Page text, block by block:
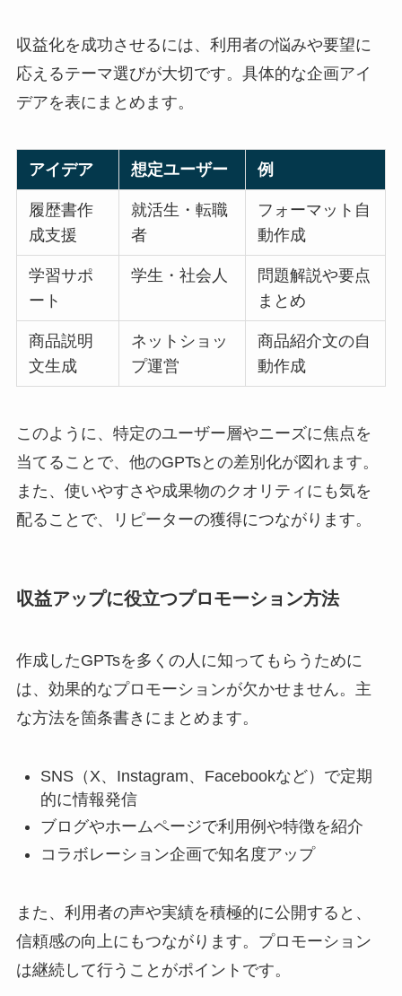
収益化を成功させるには、利用者の悩みや要望に
応えるテーマ選びが大切です。具体的な企画アイ
デアを表にまとめます。
アイデア 想定ユーザー 例
履歴書作
成支援
就活生・転職
者
フォーマット自
動作成
学習サポ
ート
学生・社会人
問題解説や要点
まとめ
商品説明
文生成
ネットショッ
プ運営
商品紹介文の自
動作成
このように、特定のユーザー層やニーズに焦点を
当てることで、他のGPTsとの差別化が図れます。
また、使いやすさや成果物のクオリティにも気を
配ることで、リピーターの獲得につながります。
収益アップに役立つプロモーション方法
作成したGPTsを多くの人に知ってもらうために
は、効果的なプロモーションが欠かせません。主
な方法を箇条書きにまとめます。
SNS（X、Instagram、Facebookなど）で定期
的に情報発信
ブログやホームページで利用例や特徴を紹介
コラボレーション企画で知名度アップ
また、利用者の声や実績を積極的に公開すると、
信頼感の向上にもつながります。プロモーション
は継続して行うことがポイントです。